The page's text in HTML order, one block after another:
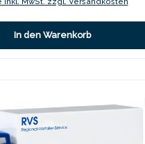
In den Warenkorb